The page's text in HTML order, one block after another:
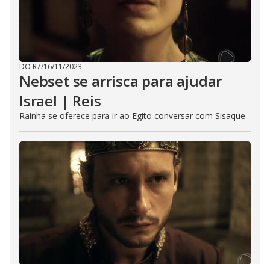
DO R7/16/11/2023
Nebset se arrisca para ajudar
Israel | Reis
Rainha se oferece para ir ao Egito conversar com Sisaque